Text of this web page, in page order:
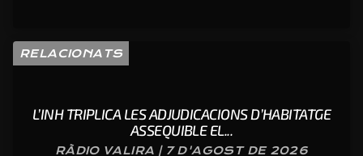
RELACIONATS
L’INH TRIPLICA LES ADJUDICACIONS D’HABITATGE
ASSEQUIBLE EL...
RÀDIO VALIRA | 7 D'AGOST DE 2026